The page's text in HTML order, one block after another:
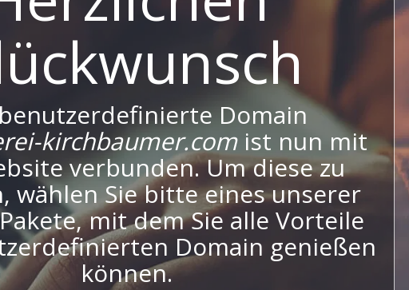
Domain
kirchbaumer.comist nun mit
verbunden. Um diese zu
wählen Sie bitte eines unserer
mit dem Sie alle Vorteile
Domain genießen
können.